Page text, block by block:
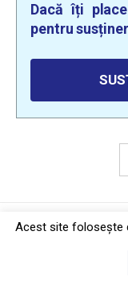
Dacă îți
pentru
Acest site foloseşte